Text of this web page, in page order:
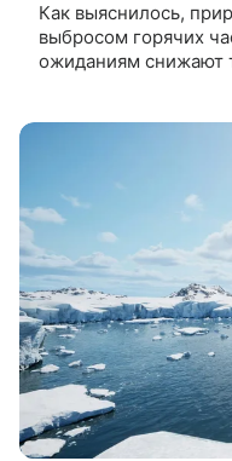
Как выяснилось,
выбросом горячих
ожиданиям снижают